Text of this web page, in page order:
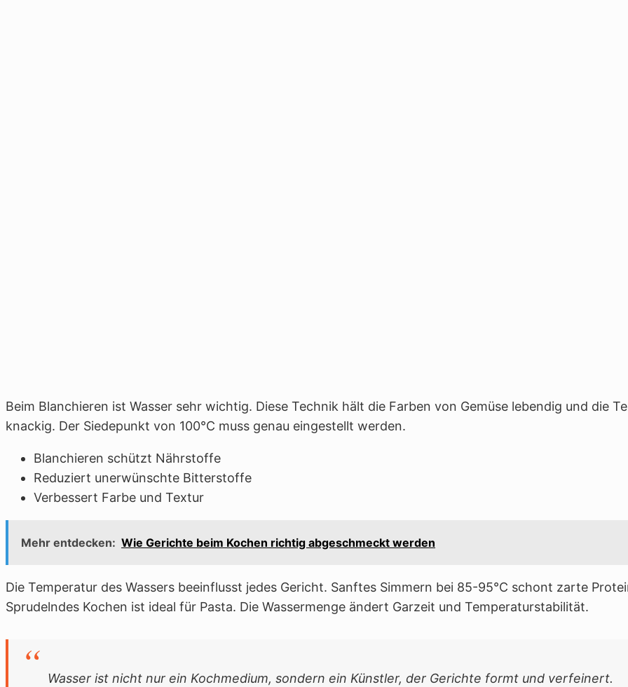
Beim Blanchieren ist Wasser sehr wichtig. Diese Technik hält die Farben von Gemüse lebendig und die
knackig. Der Siedepunkt von 100°C muss genau eingestellt werden.
Blanchieren schützt Nährstoffe
Reduziert unerwünschte Bitterstoffe
Verbessert Farbe und Textur
Mehr entdecken: Wie Gerichte beim Kochen richtig abgeschmeckt werden
Die Temperatur des Wassers beeinflusst jedes Gericht. Sanftes Simmern bei 85-95°C schont zarte
Sprudelndes Kochen ist ideal für Pasta. Die Wassermenge ändert Garzeit und Temperaturstabilität.
Wasser ist nicht nur ein Kochmedium, sondern ein Künstler, der Gerichte formt und verfeinert.